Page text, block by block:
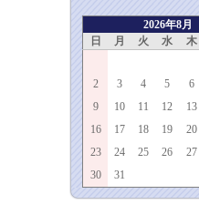
2026年8月
日
月 火 水 木
2
3 4 5 6
9
10 11 12 13
16
17 18 19 20
23
24 25 26 27
30
31